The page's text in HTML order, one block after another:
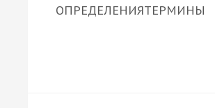
ОПРЕДЕЛЕНИЯТЕРМИНЫ